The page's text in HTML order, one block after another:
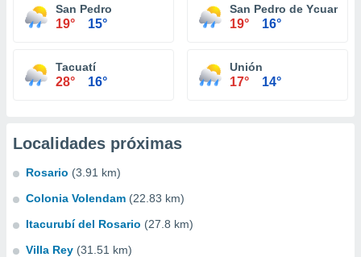
San Pedro
19° 15°
San Pedro de
19° 16°
Tacuatí
28° 16°
Unión
17° 14°
Localidades próximas
Rosario (3.91 km)
Colonia Volendam (22.83 km)
Itacurubí del Rosario (27.8 km)
Villa Rey (31.51 km)